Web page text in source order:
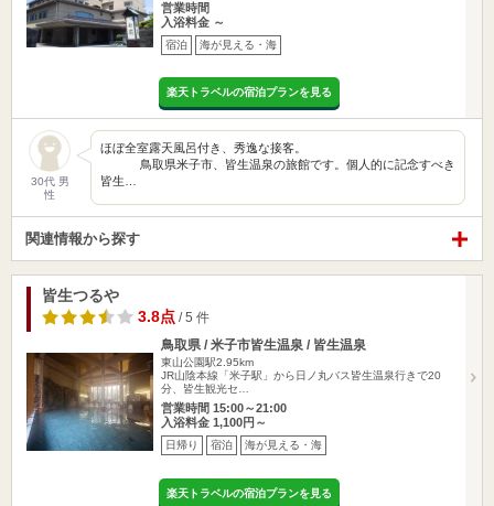
営業時間
入浴料金 ～
宿泊 海が見える・海
楽天トラベルの宿泊プランを見る
30代 男
性
ほぼ全室露天風呂付き、秀逸な接客。
鳥取県米子市、皆生温泉の旅館です。個人的に記念すべき
皆生…
関連情報から探す
皆生つるや
3.8点 / 5 件
鳥取県 / 米子市皆生温泉 / 皆生温泉
東山公園駅2.95km
JR山陰本線「米子駅」から日ノ丸バス皆生温泉行きで20
分、皆生観光セ…
営業時間 15:00～21:00
入浴料金 1,100円～
日帰り 宿泊 海が見える・海
楽天トラベルの宿泊プランを見る